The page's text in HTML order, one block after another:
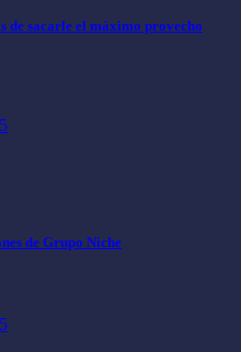
sacarle el máximo provecho
de Grupo Niche